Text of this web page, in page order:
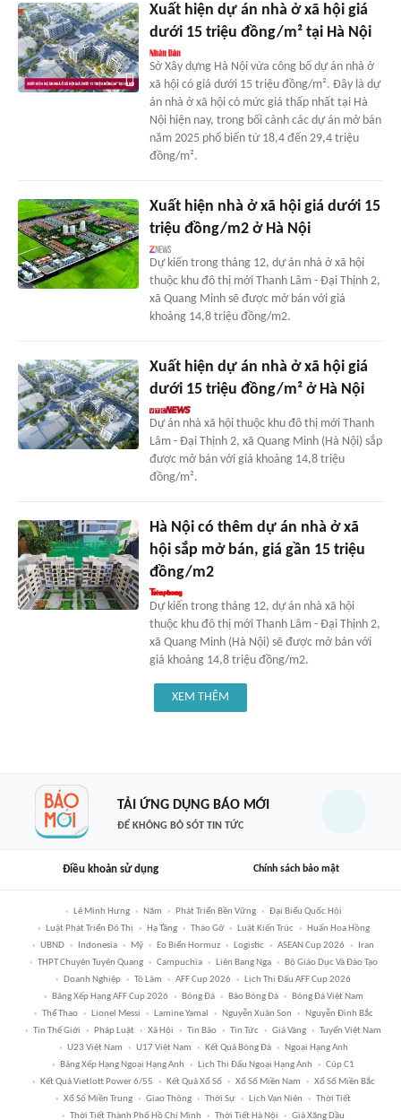
Xuất hiện dự án nhà ở xã hội giá
dưới 15 triệu đồng/m² tại Hà Nội
Sở Xây dựng Hà Nội vừa công bố dự án nhà ở
xã hội có giá dưới 15 triệu đồng/m². Đây là dự
án nhà ở xã hội có mức giá thấp nhất tại Hà
Nội hiện nay, trong bối cảnh các dự án mở bán
năm 2025 phổ biến từ 18,4 đến 29,4 triệu
đồng/m².
Xuất hiện nhà ở xã hội giá dưới 15
triệu đồng/m2 ở Hà Nội
Dự kiến trong tháng 12, dự án nhà ở xã hội
thuộc khu đô thị mới Thanh Lâm - Đại Thịnh 2,
xã Quang Minh sẽ được mở bán với giá
khoảng 14,8 triệu đồng/m2.
Xuất hiện dự án nhà ở xã hội giá
dưới 15 triệu đồng/m² ở Hà Nội
Dự án nhà xã hội thuộc khu đô thị mới Thanh
Lâm - Đại Thịnh 2, xã Quang Minh (Hà Nội) sắp
được mở bán với giá khoảng 14,8 triệu
đồng/m².
Hà Nội có thêm dự án nhà ở xã
hội sắp mở bán, giá gần 15 triệu
đồng/m2
Dự kiến trong tháng 12, dự án nhà xã hội
thuộc khu đô thị mới Thanh Lâm - Đại Thịnh 2,
xã Quang Minh (Hà Nội) sẽ được mở bán với
giá khoảng 14,8 triệu đồng/m2.
XEM THÊM
TẢI ỨNG DỤNG BÁO MỚI
ĐỂ KHÔNG BỎ SÓT TIN TỨC
Điều khoản sử dụng Chính sách bảo mật
Lê Minh Hưng Năm Phát Triển Bền Vững
Đại Biểu Quốc Hội
Luật Phát Triển Đô Thị
Hạ Tầng Tháo Gỡ Luật Kiến Trúc
Huấn Hoa Hồng
UBND
Indonesia Mỹ Eo Biển Hormuz Logistic ASEAN Cup 2026
Iran
THPT Chuyên Tuyên Quang
Campuchia Liên Bang Nga
Bộ Giáo Dục Và Đào Tạo
Doanh Nghiệp
Tô Lâm AFF Cup 2026
Lịch Thi Đấu AFF Cup 2026
Bảng Xếp Hạng AFF Cup 2026
Bóng Đá Báo Bóng Đá
Bóng Đá Việt Nam
Thể Thao
Lionel Messi Lamine Yamal Nguyễn Xuân Son
Nguyễn Đình Bắc
Tin Thế Giới
Pháp Luật Xã Hội Tin Bão Tin Tức Giá Vàng
Tuyển Việt Nam
U23 Việt Nam
U17 Việt Nam Kết Quả Bóng Đá
Ngoại Hạng Anh
Bảng Xếp Hạng Ngoại Hạng Anh
Lịch Thi Đấu Ngoại Hạng Anh
Cúp C1
Kết Quả Vietlott Power 6/55
Kết Quả Xổ Số Xổ Số Miền Nam
Xổ Số Miền Bắc
Xổ Số Miền Trung
Giao Thông Thời Sự Lịch Vạn Niên
Thời Tiết
Thời Tiết Thành Phố Hồ Chí Minh
Thời Tiết Hà Nội Giá Xăng Dầu